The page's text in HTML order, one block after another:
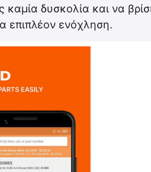
δυσκολία και να
επιπλέον ενόχληση.